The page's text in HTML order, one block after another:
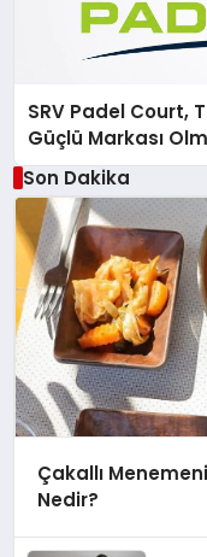
SRV Padel Court,
Güçlü Markası
Son Dakika
Çakallı
Nedir?